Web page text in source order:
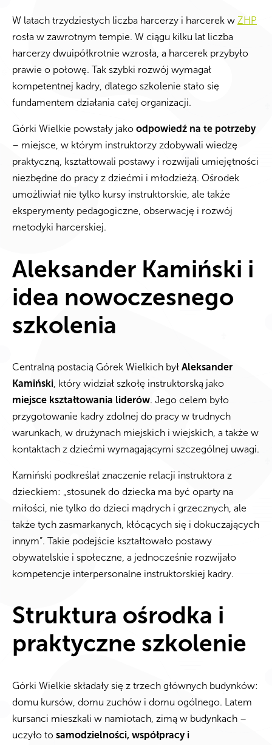
W latach trzydziestych liczba harcerzy i harcerek w ZHP
rosła w zawrotnym tempie. W ciągu kilku lat liczba
harcerzy dwuipółkrotnie wzrosła, a harcerek przybyło
prawie o połowę. Tak szybki rozwój wymagał
kompetentnej kadry, dlatego szkolenie stało się
fundamentem działania całej organizacji.
Górki Wielkie powstały jako odpowiedź na te potrzeby
– miejsce, w którym instruktorzy zdobywali wiedzę
praktyczną, kształtowali postawy i rozwijali umiejętności
niezbędne do pracy z dziećmi i młodzieżą. Ośrodek
umożliwiał nie tylko kursy instruktorskie, ale także
eksperymenty pedagogiczne, obserwację i rozwój
metodyki harcerskiej.
Aleksander Kamiński i
idea nowoczesnego
szkolenia
Centralną postacią Górek Wielkich był Aleksander
Kamiński, który widział szkołę instruktorską jako
miejsce kształtowania liderów. Jego celem było
przygotowanie kadry zdolnej do pracy w trudnych
warunkach, w drużynach miejskich i wiejskich, a także w
kontaktach z dziećmi wymagającymi szczególnej uwagi.
Kamiński podkreślał znaczenie relacji instruktora z
dzieckiem: „stosunek do dziecka ma być oparty na
miłości, nie tylko do dzieci mądrych i grzecznych, ale
także tych zasmarkanych, kłócących się i dokuczających
innym”. Takie podejście kształtowało postawy
obywatelskie i społeczne, a jednocześnie rozwijało
kompetencje interpersonalne instruktorskiej kadry.
Struktura ośrodka i
praktyczne szkolenie
Górki Wielkie składały się z trzech głównych budynków:
domu kursów, domu zuchów i domu ogólnego. Latem
kursanci mieszkali w namiotach, zimą w budynkach –
uczyło to samodzielności, współpracy i